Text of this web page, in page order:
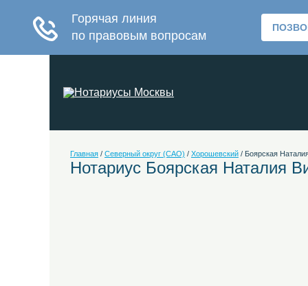
Главная / Северный округ (САО) / Хорошевский / Боярская
Нотариус Боярская Наталия